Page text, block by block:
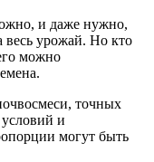
и даже нужно,
весь урожай. Но кто
можно
точных
и
могут быть